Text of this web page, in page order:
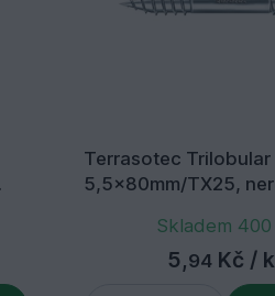
Terrasotec Trilobular
5,5x80mm/TX25,
Skladem 400
5,94Kč /